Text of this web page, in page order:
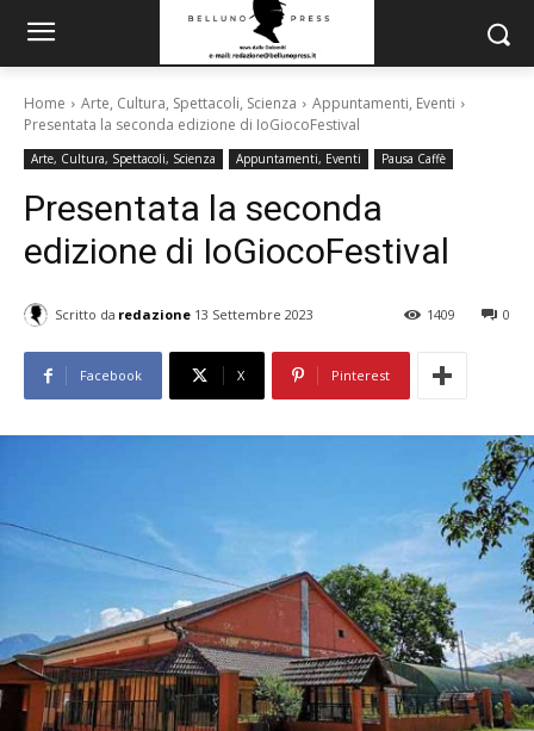
Home Arte, Cultura, Spettacoli, Scienza
Appuntamenti, Eventi
Presentata la seconda edizione di IoGiocoFestival
Arte, Cultura, Spettacoli, Scienza Appuntamenti, Eventi Pausa Caffè
Presentata la seconda
edizione di IoGiocoFestival
Scritto da redazione 13 Settembre 2023 0
1409
Facebook X Pinterest